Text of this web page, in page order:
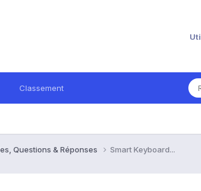
Classement
Questions & Réponses Smart Keyboard...